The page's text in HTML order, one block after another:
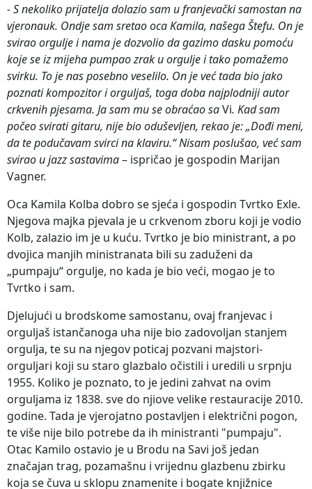
- S nekoliko prijatelja dolazio sam u franjevački samostan na
vjeronauk. Ondje sam sretao oca Kamila, našega Štefu. On je
svirao orgulje i nama je dozvolio da gazimo dasku pomoću
koje se iz mijeha pumpao zrak u orgulje i tako pomažemo
svirku. To je nas posebno veselilo. On je već tada bio jako
poznati kompozitor i orguljaš, toga doba najplodniji autor
crkvenih pjesama. Ja sam mu se obraćao saVi. Kad sam
počeo svirati gitaru, nije bio oduševljen, rekao je: „Dođi meni,
da te podučavam svirci na klaviru.“ Nisam poslušao, već sam
svirao u jazz sastavima– ispričao je gospodin Marijan
Vagner.
Oca Kamila Kolba dobro se sjeća i gospodin Tvrtko Exle.
Njegova majka pjevala je u crkvenom zboru koji je vodio
Kolb, zalazio im je u kuću. Tvrtko je bio ministrant, a po
dvojica manjih ministranata bili su zaduženi da
„pumpaju“ orgulje, no kada je bio veći, mogao je to
Tvrtko i sam.
Djelujući u brodskome samostanu, ovaj franjevac i
orguljaš istančanoga uha nije bio zadovoljan stanjem
orgulja, te su na njegov poticaj pozvani majstori-
orguljari koji su staro glazbalo očistili i uredili u srpnju
1955. Koliko je poznato, to je jedini zahvat na ovim
orguljama iz 1838. sve do njiove velike restauracije 2010.
godine. Tada je vjerojatno postavljen i električni pogon,
te više nije bilo potrebe da ih ministranti "pumpaju".
Otac Kamilo ostavio je u Brodu na Savi još jedan
značajan trag, pozamašnu i vrijednu glazbenu zbirku
koja se čuva u sklopu znamenite i bogate knjižnice